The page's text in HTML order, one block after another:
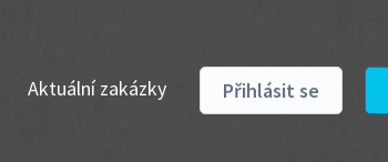
Aktuální zakázky Přihlásit se